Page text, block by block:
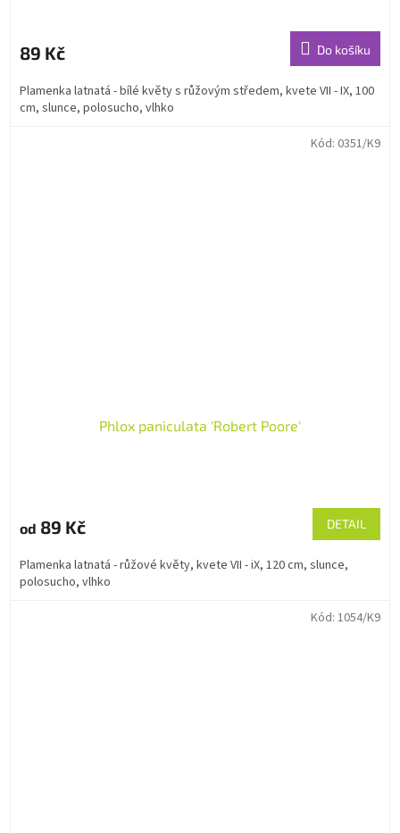
89 Kč Do košíku
Plamenka latnatá - bílé květy s růžovým středem, kvete VII - IX, 100
cm, slunce, polosucho, vlhko
Phlox paniculata 'Robert Poore'
od 89 Kč DETAIL
Plamenka latnatá - růžové květy, kvete VII - iX, 120 cm, slunce,
polosucho, vlhko
Kód: 0351/K9
Kód: 1054/K9